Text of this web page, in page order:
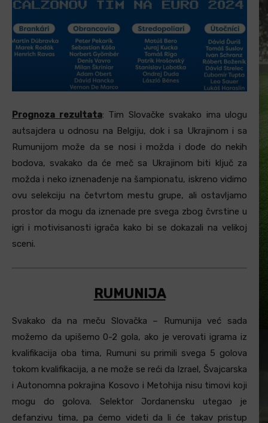
Prognoza rezultata: Tim Slovačke svakako ima ulogu
autsajdera u odnosu na Belgiju, dok i sa Ukrajinom i sa
Rumunijom može da se nosi i možda i dođe do nekih
bodova, svakako da će meč sa Ukrajinom biti ključ za
možda i neko iznenađenje na šampionatu, iskreno vidimo
ovu selekciju na četvrtom mestu grupe, ali ostavljamo
prostor da mogu da iznenade pre svega zbog čvrstine u
igri i motivisanosti igrača kako bi se dokazali na velikoj
sceni.
RUMUNIJA
Svakako da na meču Slovačka – Rumunija već sada
možemo da upišemo 0-2 gola, ako je verovati igrama iz
kvalifikacija oba tima, Rumuni su primili svega 5 golova
tokom kvalifikacija, a ne može se reći da Izrael, Švajcarska
i Autonomna pokrajina Kosovo i Metohija nisu timovi koji
mogu do golova. Selektor Jordanensku utegao je
defanzivu tima, pa ćemo videti da li će takav pristup